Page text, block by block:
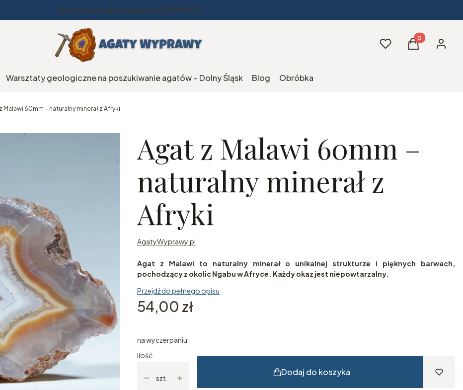
Darmowa dostawa od 299PLN
UlubioneProdukty w
Koszyk
Warsztaty geologiczne na poszukiwanie agatów – Dolny Śląsk Blog Obróbka
Malawi 60mm – naturalny minerał z Afryki
Agat z Malawi 60mm –
naturalny minerał z
Afryki
AgatyWyprawy.pl
Agat z Malawi to naturalny minerał o unikalnej strukturze i pięknych barwach,
pochodzący z okolic Ngabu w Afryce. Każdy okaz jest niepowtarzalny.
Przejdź do pełnego opisu
Cena
54,00 zł
na wyczerpaniu
Ilość
szt.
Dodaj do koszyka